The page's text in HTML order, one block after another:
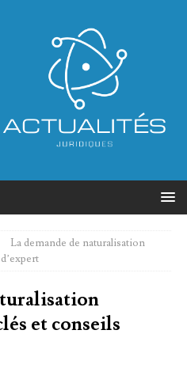
La demande de naturalisation
et conseils